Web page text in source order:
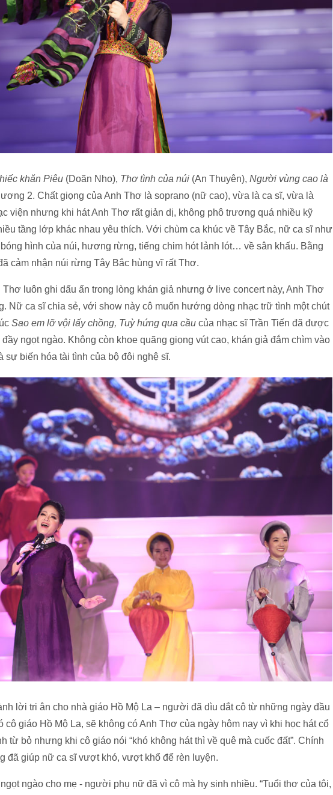
khăn Piêu (Doãn Nho), Thơ tình của núi (An Thuyên), Người vùng cao là
2. Chất giọng của Anh Thơ là soprano (nữ cao), vừa là ca sĩ, vừa là
viện nhưng khi hát Anh Thơ rất giản dị, không phô trương quá nhiều kỹ
tầng lớp khác nhau yêu thích. Với chùm ca khúc về Tây Bắc, nữ ca sĩ như
hình của núi, hương rừng, tiếng chim hót lảnh lót… về sân khấu. Bằng
cảm nhận núi rừng Tây Bắc hùng vĩ rất Thơ.
Thơ luôn ghi dấu ấn trong lòng khán giả nhưng ở live concert này, Anh Thơ
Nữ ca sĩ chia sẻ, với show này cô muốn hướng dòng nhạc trữ tình một chút
Sao em lỡ vội lấy chồng, Tuỳ hứng qua cầu của nhạc sĩ Trần Tiến đã được
ngọt ngào. Không còn khoe quãng giọng vút cao, khán giả đắm chìm vào
sự biến hóa tài tình của bộ đôi nghệ sĩ.
lời tri ân cho nhà giáo Hồ Mộ La – người đã dìu dắt cô từ những ngày đầu
cô giáo Hồ Mộ La, sẽ không có Anh Thơ của ngày hôm nay vì khi học hát cổ
từ bỏ nhưng khi cô giáo nói “khó không hát thì về quê mà cuốc đất”. Chính
đã giúp nữ ca sĩ vượt khó, vượt khổ để rèn luyện.
ngào cho mẹ - người phụ nữ đã vì cô mà hy sinh nhiều. “Tuổi thơ của tôi,